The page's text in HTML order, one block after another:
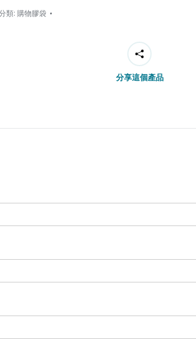
類:購物膠袋
分享這個產品